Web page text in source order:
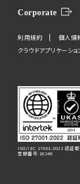
Corporate
利用規約 個人情
クラウドアプリケーシ
ISO/IEC 27001:2022 認証取
登録番号:16246